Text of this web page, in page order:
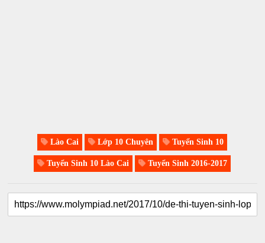
Lào Cai Lớp 10 Chuyên Tuyển Sinh 10
Tuyển Sinh 10 Lào Cai Tuyển Sinh 2016-2017